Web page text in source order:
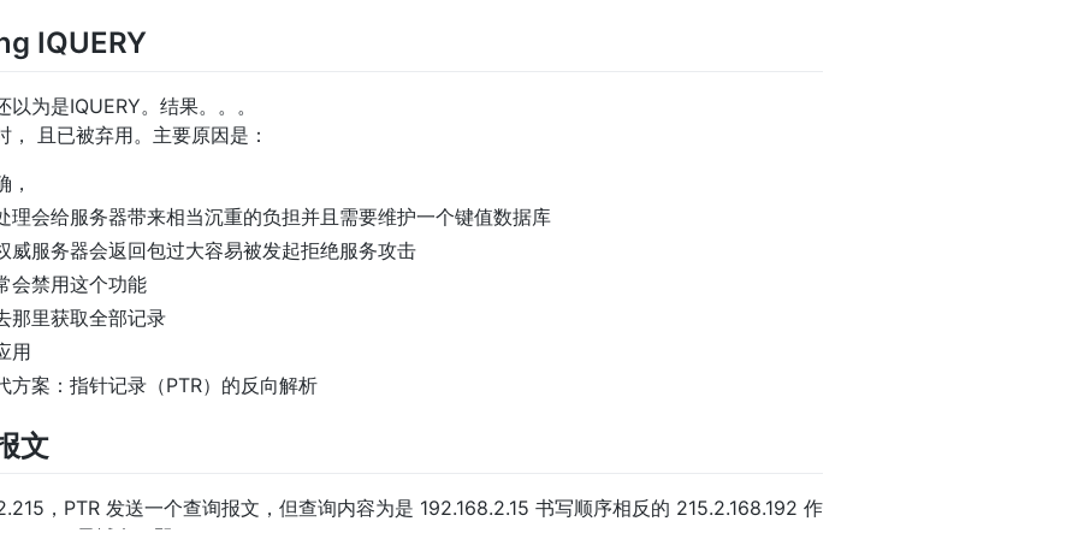
IQUERY
为是IQUERY。结果。。。
， 且已被弃用。主要原因是：
，
理会给服务器带来相当沉重的负担并且需要维护一个键值数据库
威服务器会返回包过大容易被发起拒绝服务攻击
会禁用这个功能
那里获取全部记录
用
方案：指针记录（PTR）的反向解析
文
，PTR 发送一个查询报文，但查询内容为是 192.168.2.15 书写顺序相反的 215.2.168.192 作